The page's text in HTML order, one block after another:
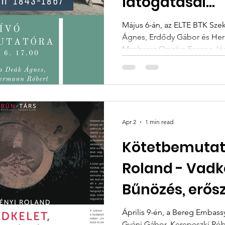
Május 6-án, az ELTE BTK
Ágnes, Erdődy Gábor és
Manhercz Orsolya Ferenc
Roland - Vadkelet, Csikágó?
Bűnözés,
Április 9-én, a Bereg
Apr 2 1 min read